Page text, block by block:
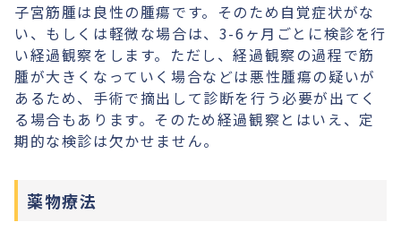
子宮筋腫は良性の腫瘍です。そのため自覚症状がな
い、もしくは軽微な場合は、3-6ヶ月ごとに検診を行
い経過観察をします。ただし、経過観察の過程で筋
腫が大きくなっていく場合などは悪性腫瘍の疑いが
あるため、手術で摘出して診断を行う必要が出てく
る場合もあります。そのため経過観察とはいえ、定
期的な検診は欠かせません。
薬物療法